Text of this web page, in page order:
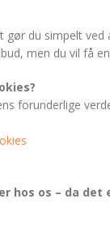
du simpelt
men du vil få
forunderlige
hos os – da det